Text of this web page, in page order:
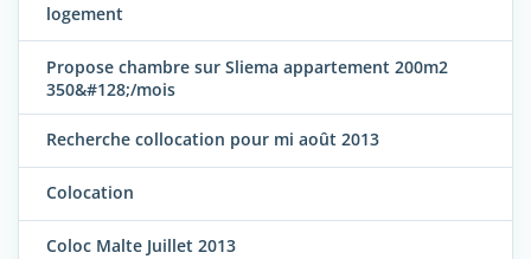
logement
Propose chambre sur Sliema appartement 200m2
350&#128;/mois
Recherche collocation pour mi août 2013
Colocation
Coloc Malte Juillet 2013